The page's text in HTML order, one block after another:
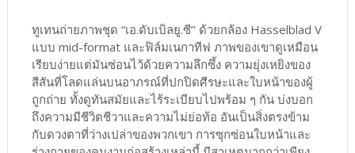
ทูเทนถ่ายภาพชุด “เอ.ดับเบิลยู.ซี’’ ด้วยกล้อง Hasselblad V
แบบ mid-format และฟิล์มเนกาทีฟ ภาพของเขาดูเหมือน
เรียบง่ายแต่มันซ่อนไว้ด้วยความลึกซึ้ง ความยุ่งเหยิงของ
สีสันที่โลดแล่นบนอาภรณ์ที่ปกปิดศีรษะและใบหน้าของผู้
ถูกถ่าย ทั้งดูทันสมัยและไร้ระเบียบไปพร้อม ๆ กัน บ่งบอก
ถึงความมีชีวิตชีวาและความไม่ย่อท้อ อันเป็นสิ่งตรงข้าม
กับดวงตาที่ว่างเปล่าของพวกเขา การซุกซ่อนใบหน้าและ